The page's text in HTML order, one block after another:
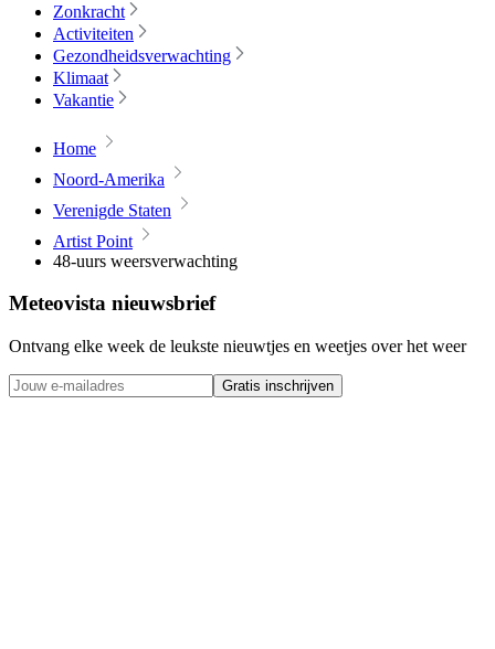
Zonkracht
Activiteiten
Gezondheidsverwachting
Klimaat
Vakantie
Home
Noord-Amerika
Verenigde Staten
Artist Point
48-uurs weersverwachting
Meteovista nieuwsbrief
Ontvang elke week de leukste nieuwtjes en weetjes over het weer
Gratis inschrijven